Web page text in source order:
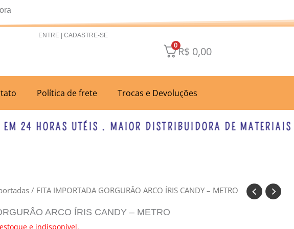
ENTRE | CADASTRE-SE
0R$ 0,00
Política de frete Trocas e Devoluções
HORAS UTÉIS . MAIOR DISTRIBUIDORA DE MATERIAIS
/ FITA IMPORTADA GORGURÂO ARCO ÍRIS CANDY – METRO
ARCO ÍRIS CANDY – METRO
e indisponível.